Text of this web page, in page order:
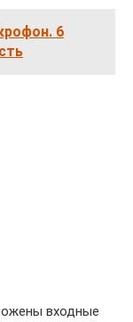
6
входные